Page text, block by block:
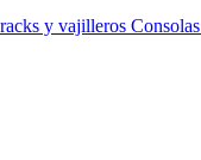
y vajilleros Consolas